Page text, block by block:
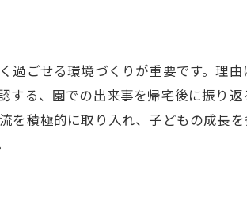
幼稚園の卒園式で味わう特別な思い出紹
稚園での制服や行事の意味を考える
稚園の日常を彩る制服と行事の楽しみ
援に役立つ幼稚園生活のヒント集
ごせる環境づくりが重要です。理
る、園での出来事を帰宅後に振り
積極的に取り入れ、子どもの成長